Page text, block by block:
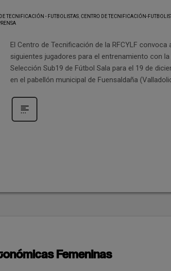
TECNIFICACIÓN - FUTBOLISTAS CENTRO DE TECNIFICACIÓN-
El Centro de Tecnificación de la RFCYLF convoca
siguientes jugadores para el entrenamiento con la
Selección Sub19 de Fútbol Sala para el 19 de
en el pabellón municipal de Fuensaldaña
Femeninas